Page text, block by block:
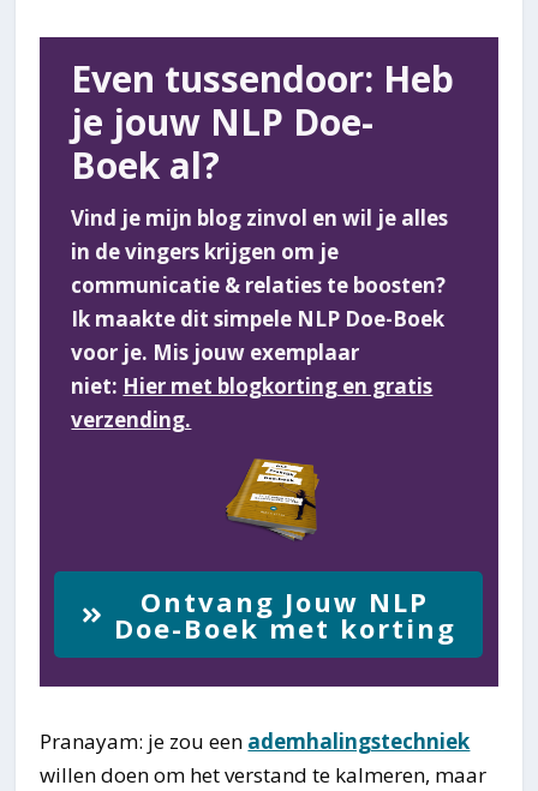
Even tussendoor: Heb
je jouw NLP Doe-
Boek al?
Vind je mijn blog zinvol en wil je alles
in de vingers krijgen om je
communicatie & relaties te boosten?
Ik maakte dit simpele NLP Doe-Boek
voor je. Mis jouw exemplaar
niet: Hier met blogkorting en gratis
verzending.
Ontvang Jouw NLP
Doe-Boek met korting
Pranayam: je zou een ademhalingstechniek
willen doen om het verstand te kalmeren, maar